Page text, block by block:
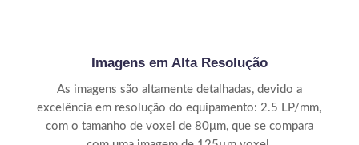
Imagens em Alta Resolução
As imagens são altamente detalhadas, devido a
excelência em resolução do equipamento: 2.5 LP/mm,
com o tamanho de voxel de 80μm, que se compara